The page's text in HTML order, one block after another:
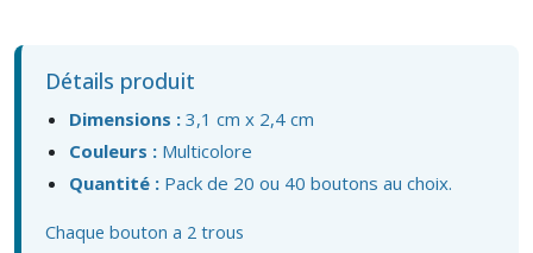
Détails produit
Dimensions : 3,1 cm x 2,4 cm
Couleurs : Multicolore
Quantité : Pack de 20 ou 40 boutons au choix.
Chaque bouton a 2 trous